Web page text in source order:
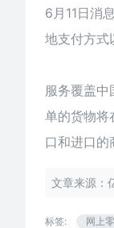
6月11日消
地支付方式
服务覆盖中
单的货物将
口和进口的
文章来源：
标签: 网上